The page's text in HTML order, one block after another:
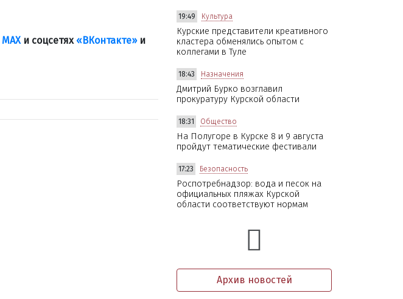
МАХ и соцсетях «ВКонтакте»и
19:49 Культура
Курские представители креативного
кластера обменялись опытом с
коллегами в Туле
18:43 Назначения
Дмитрий Бурко возглавил
прокуратуру Курской области
18:31 Общество
На Полугоре в Курске 8 и 9 августа
пройдут тематические фестивали
17:23 Безопасность
Роспотребнадзор: вода и песок на
официальных пляжах Курской
области соответствуют нормам
Архив новостей